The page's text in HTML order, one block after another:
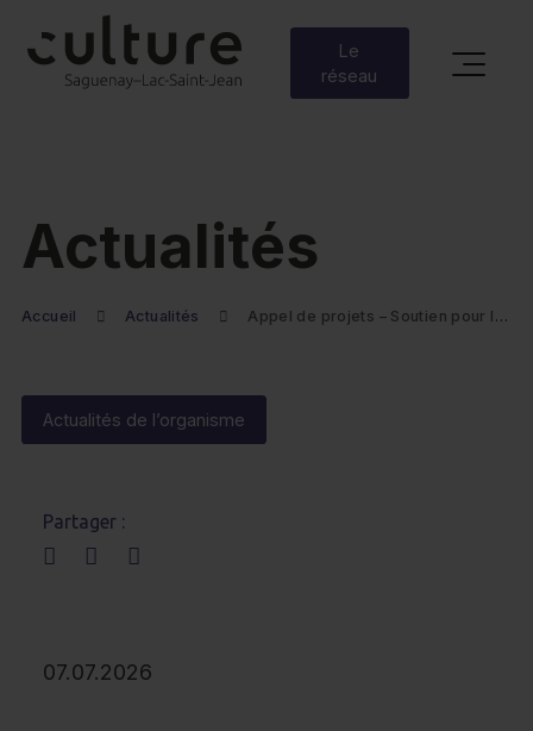
Le
réseau
Actualités
Accueil Actualités Appel de projets – Soutien pour le rayonnement LGBTQ+ / Arts et identités | Ministère de la Culture et des Communications
Actualités de l’organisme
Partager :
07.07.2026